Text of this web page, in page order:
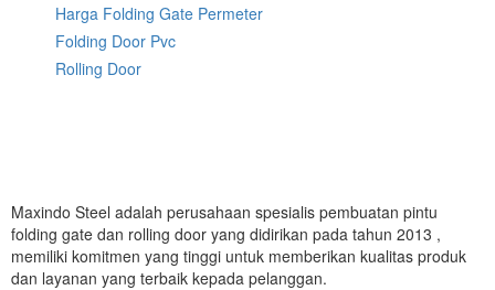
Harga Folding Gate Permeter
Folding Door Pvc
Rolling Door
Maxindo Steel adalah perusahaan spesialis pembuatan pintu
folding gate dan rolling door yang didirikan pada tahun 2013 ,
memiliki komitmen yang tinggi untuk memberikan kualitas produk
dan layanan yang terbaik kepada pelanggan.